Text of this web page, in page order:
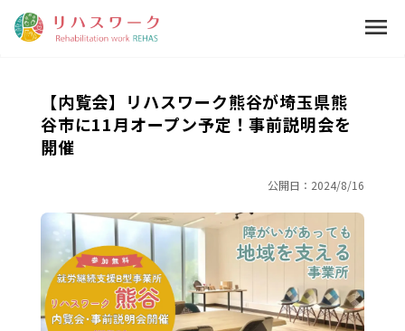
menu
【内覧会】リハスワーク熊谷が埼玉県熊
谷市に11月オープン予定！事前説明会を
開催
公開日： 2024/8/16